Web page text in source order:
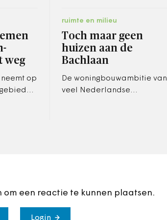
weg
op
ruimte en milieu
Toch maar geen
huizen aan de
Bachlaan
De woningbouwambitie van
veel Nederlandse
om een reactie te kunnen plaatsen.
Login